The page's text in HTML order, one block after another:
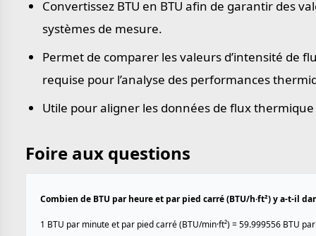
Convertissez BTU en BTU afin de garantir des
systèmes de mesure.
Permet de comparer les valeurs d’intensité
requise pour l’analyse des performances
Utile pour aligner les données de flux
Foire aux questions
Combien de BTU par heure et par pied carré (BTU/h·ft²) y a-t-il
1 BTU par minute et par pied carré (BTU/min·ft²) = 59.999556 BTU